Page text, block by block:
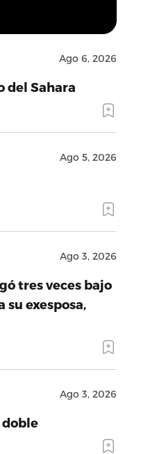
Ago 6, 2026
del Sahara
Ago 5, 2026
Ago 3, 2026
tres veces bajo
exesposa,
Ago 3, 2026
doble